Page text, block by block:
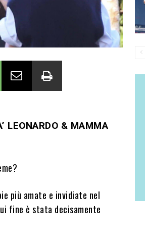
LEONARDO & MAMMA
più amate e invidiate nel
fine è stata decisamente